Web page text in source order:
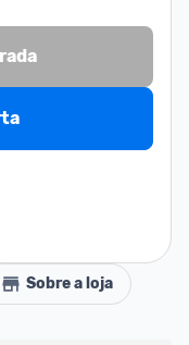
Sobre a loja